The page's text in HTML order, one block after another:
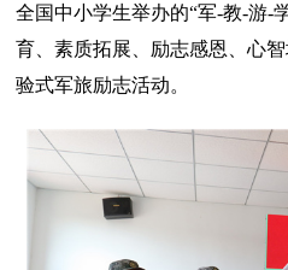
全国中小学生举办的“军-教-游-
育、素质拓展、励志感恩、心
验式军旅励志活动。